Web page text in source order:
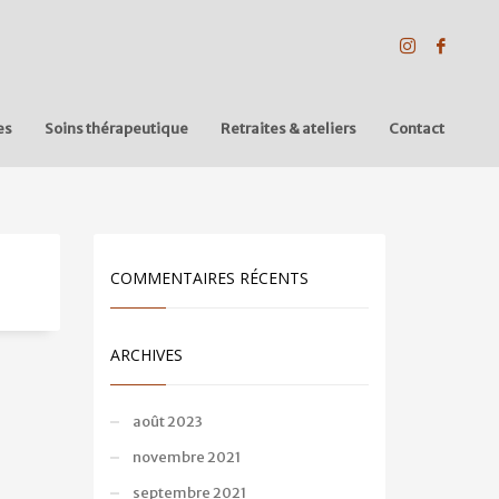
Soins thérapeutique Retraites & ateliers Contact
COMMENTAIRES RÉCENTS
ARCHIVES
août 2023
novembre 2021
septembre 2021